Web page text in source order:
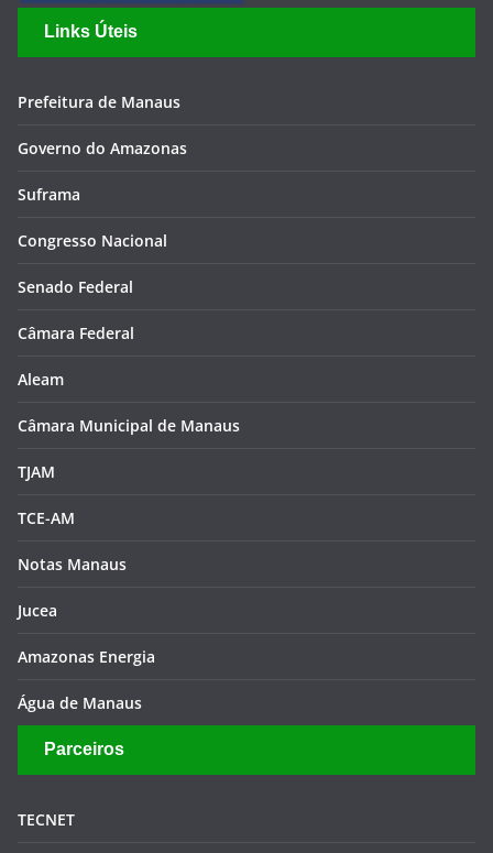
Links Úteis
Prefeitura de Manaus
Governo do Amazonas
Suframa
Congresso Nacional
Senado Federal
Câmara Federal
Aleam
Câmara Municipal de Manaus
TJAM
TCE-AM
Notas Manaus
Jucea
Amazonas Energia
Água de Manaus
Parceiros
TECNET